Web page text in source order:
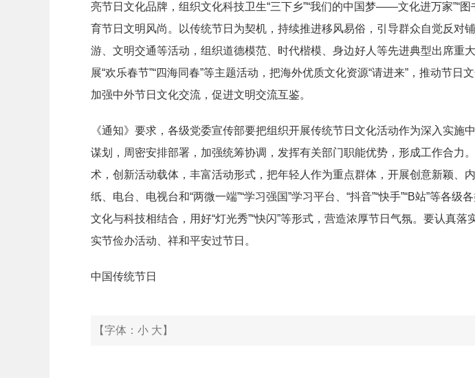
亮节日文化品牌，组织文化科技卫生“三下乡”“我们的中国梦——文化进万家”“
育节日文明风尚。以传统节日为契机，持续推进移风易俗，引导群众自觉反对
游、文明交通等活动，组织道德模范、时代楷模、身边好人等先进典型出席重
展“欢乐春节”“四海同春”等主题活动，把海外优质文化资源“请进来”，推动节日
加强中外节日文化交流，促进文明交流互鉴。
《通知》要求，各级党委宣传部要把组织开展传统节日文化活动作为深入实
谋划，周密安排部署，加强统筹协调，发挥有关部门职能优势，形成工作合
术，创新活动载体，丰富活动形式，把年轻人作为重点群体，开展创意新颖
纸、电台、电视台和“两微一端”“学习强国”学习平台、“抖音”“快手”“B站”等各
文化与科技相结合，用好“灯光秀”“快闪”等形式，营造浓厚节日气氛。要认真
实节俭办活动、祥和平安过节日。
中国传统节日
【字体： 小 大 】